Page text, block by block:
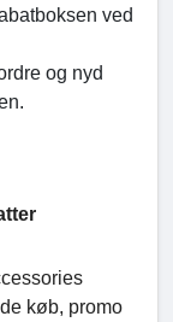
ved
og nyd
køb, promo